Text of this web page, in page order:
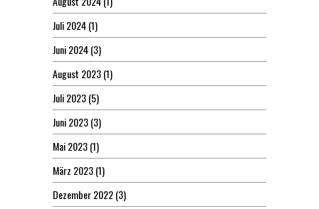
Juli 2024(1)
Juni 2024(3)
August 2023(1)
Juli 2023(5)
Juni 2023(3)
Mai 2023(1)
März 2023(1)
Dezember 2022(3)